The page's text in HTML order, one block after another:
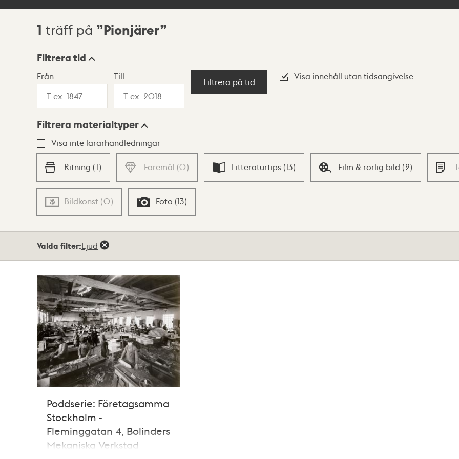
Sökresultat
1 träff på Pionjärer
Visningsläge
Lista Karta
Filtrera tid
Från Till
Filtrera på tid
Visa innehåll utan tidsangivelse
Filtrera materialtyper
Visa inte lärarhandledningar
Ritning (1) Föremål (0) Litteraturtips (13) Film & rörlig bild (2)
Bildkonst (0) Foto (13)
Valda filter:Ljud
Poddserie: Företagsamma
Stockholm -
Fleminggatan 4, Bolinders
Mekaniska Verkstad